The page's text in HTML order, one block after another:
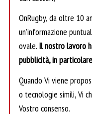
OnRugby, da oltre 10
un’informazione
ovale. Il nostro lavoro
pubblicità, in
Quando Vi viene
o tecnologie simili, Vi
Vostro consenso.